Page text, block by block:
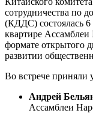
сотрудничества по
(КДДС) состоялась 6
квартире
формате открытого
развитии
Во встрече приняли
Андрей
Ассамблеи